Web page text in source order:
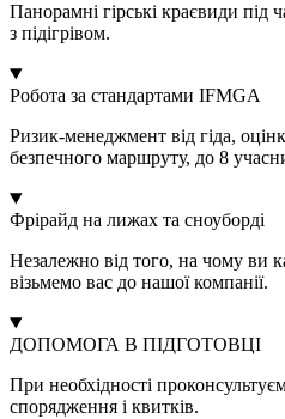
Панорамні гірські краєвиди під
з підігрівом.
Робота за стандартами IFMGA
Ризик-менеджмент від гіда,
безпечного маршруту, до 8
Фрірайд на лижах та сноуборді
Незалежно від того, на чому ви
візьмемо вас до нашої компанії.
ДОПОМОГА В ПІДГОТОВЦІ
При необхідності
спорядження і квитків.